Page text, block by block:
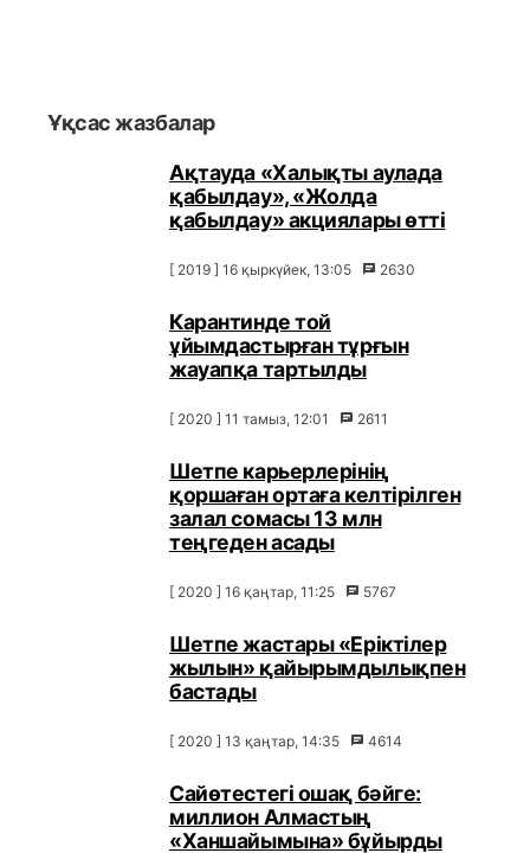
Ұқсас жазбалар
Ақтауда «Халықты аулада
қабылдау», «Жолда
қабылдау» акциялары өтті
[ 2019 ] 16 қыркүйек, 13:05 2630
Карантинде той
ұйымдастырған тұрғын
жауапқа тартылды
[ 2020 ] 11 тамыз, 12:01 2611
Шетпе карьерлерінің
қоршаған ортаға келтірілген
залал сомасы 13 млн
теңгеден асады
[ 2020 ] 16 қаңтар, 11:25 5767
Шетпе жастары «Еріктілер
жылын» қайырымдылықпен
бастады
[ 2020 ] 13 қаңтар, 14:35 4614
Сайөтестегі ошақ бәйге:
миллион Алмастың
«Ханшайымына» бұйырды